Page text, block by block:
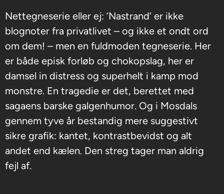
Nettegneserie eller ej: ’Nastrand’ er ikke
blognoter fra privatlivet – og ikke et ondt ord
om dem! – men en fuldmoden tegneserie. Her
er både episk forløb og chokopslag, her er
damsel in distress og superhelt i kamp mod
monstre. En tragedie er det, berettet med
sagaens barske galgenhumor. Og i Mosdals
gennem tyve år bestandig mere suggestivt
sikre grafik: kantet, kontrastbevidst og alt
andet end kælen. Den streg tager man aldrig
fejl af.